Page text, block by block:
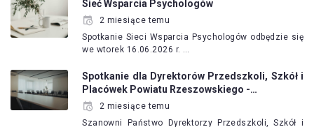
Sieć Wsparcia Psychologów
2 miesiące temu
Spotkanie Sieci Wsparcia Psychologów odbędzie się
we wtorek 16.06.2026 r. …
Spotkanie dla Dyrektorów Przedszkoli, Szkół i
Placówek Powiatu Rzeszowskiego -…
2 miesiące temu
Szanowni Państwo Dyrektorzy Przedszkoli, Szkół i